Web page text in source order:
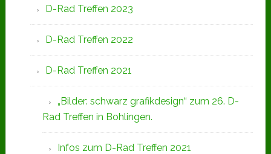
D-Rad Treffen 2023
D-Rad Treffen 2022
D-Rad Treffen 2021
„Bilder: schwarz grafikdesign“ zum 26. D-
Rad Treffen in Bohlingen.
Infos zum D-Rad Treffen 2021